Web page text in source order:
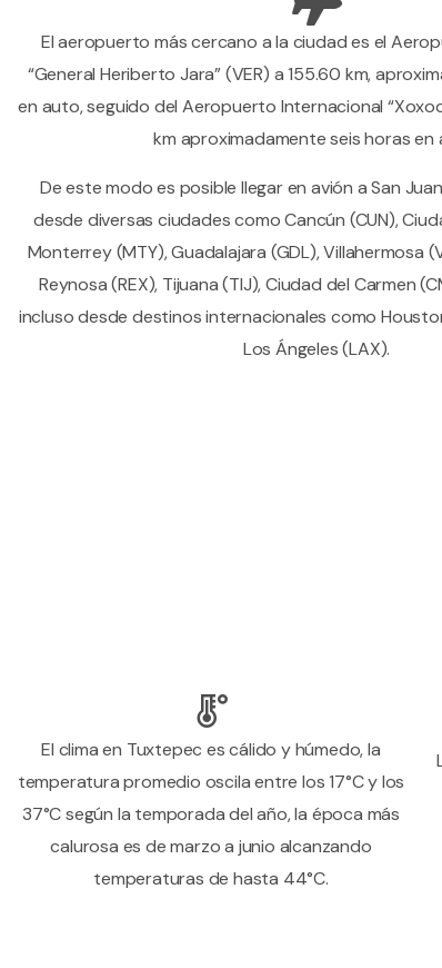
El aeropuerto más cercano a la ciudad es el
“General Heriberto Jara” (VER) a 155.60 km,
en auto, seguido del Aeropuerto Internacional
km aproximadamente seis horas en
De este modo es posible llegar en avión a San
desde diversas ciudades como Cancún (CUN),
Monterrey (MTY), Guadalajara (GDL), Villahermosa
Reynosa (REX), Tijuana (TIJ), Ciudad del Carmen
incluso desde destinos internacionales como
Los Ángeles (LAX).
El clima en Tuxtepec es cálido y húmedo, la
temperatura promedio oscila entre los 17°C y los
37°C según la temporada del año, la época más
calurosa es de marzo a junio alcanzando
temperaturas de hasta 44°C.